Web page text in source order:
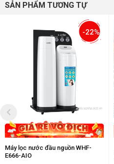
SẢN PHẨM TƯƠNG TỰ
-22%
Máy lọc nước đầu nguồn WHF-
E666-AIO